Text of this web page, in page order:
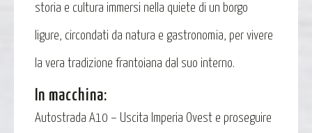
storia e cultura immersi nella quiete di un borgo
ligure, circondati da natura e gastronomia, per vivere
la vera tradizione frantoiana dal suo interno.
In macchina:
Autostrada A10 – Uscita Imperia Ovest e proseguire